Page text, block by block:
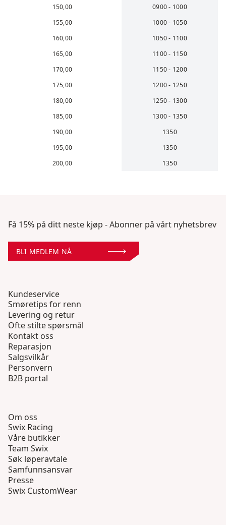
150,00
0900 - 1000
155,00
1000 - 1050
160,00
1050 - 1100
165,00
1100 - 1150
170,00
1150 - 1200
175,00
1200 - 1250
180,00
1250 - 1300
185,00
1300 - 1350
190,00
1350
195,00
1350
200,00
1350
Få 15% på ditt neste kjøp - Abonner på vårt nyhetsbrev
BLI MEDLEM NÅ
Kundeservice
Smøretips for renn
Levering og retur
Ofte stilte spørsmål
Kontakt oss
Reparasjon
Salgsvilkår
Personvern
B2B portal
Om oss
Swix Racing
Våre butikker
Team Swix
Søk løperavtale
Samfunnsansvar
Presse
Swix CustomWear